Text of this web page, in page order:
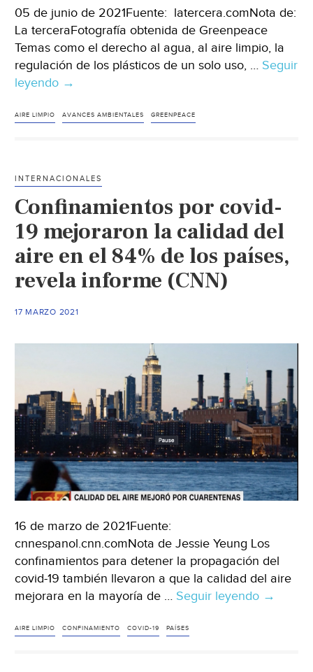
05 de junio de 2021Fuente: latercera.comNota de:
La terceraFotografía obtenida de Greenpeace
Temas como el derecho al agua, al aire limpio, la
regulación de los plásticos de un solo uso, … Seguir
leyendo Hoy
avances
gracias
a
presión
ciudadana
(La
→
AIRE LIMPIO AVANCES AMBIENTALES GREENPEACE
INTERNACIONALES
Confinamientos por covid-
19 mejoraron la calidad del
aire en el 84% de los países,
revela informe (CNN)
17 MARZO 2021
16 de marzo de 2021Fuente:
cnnespanol.cnn.comNota de Jessie Yeung Los
confinamientos para detener la propagación del
covid-19 también llevaron a que la calidad del aire
mejorara en la mayoría de … Seguir leyendo →
AIRE LIMPIO CONFINAMIENTO COVID-19 PAÍSES